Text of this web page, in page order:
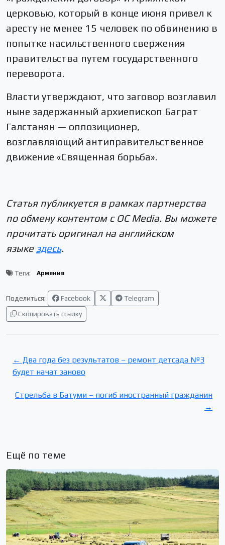
церковью, который в конце июня привел к
аресту не менее 15 человек по обвинению в
попытке насильственного свержения
правительства путем государственного
переворота.
Власти утверждают, что заговор возглавил
ныне задержанный архиепископ Баграт
Галстанян — оппозиционер,
возглавляющий антиправительственное
движение «Священная борьба».
Статья публикуется в рамках партнерства
по обмену контентом с OC Media. Вы можете
прочитать оригинал на английском
языке здесь.
Теги: Армения
Поделиться: Facebook
Telegram
Скопировать ссылку
← Два года без результатов – ремонт детсада №3
будет начат заново
Стрельба в Батуми – погиб иностранный гражданин
→
Ещё по теме